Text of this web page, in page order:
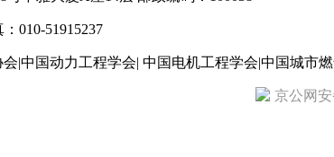
010-51915237
|中国动力工程学会| 中国电机工程学会|中国城市
京公网安